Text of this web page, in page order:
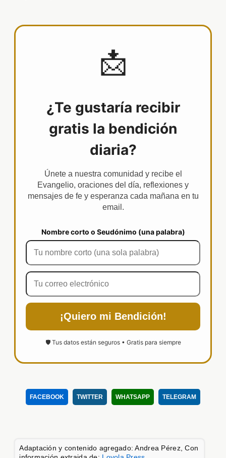
📩
¿Te gustaría recibir
gratis la bendición
diaria?
Únete a nuestra comunidad y recibe el
Evangelio, oraciones del día, reflexiones y
mensajes de fe y esperanza cada mañana en tu
email.
Nombre corto o Seudónimo (una palabra)
¡Quiero mi Bendición!
🛡️ Tus datos están seguros • Gratis para siempre
FACEBOOK TWITTER WHATSAPP TELEGRAM
Adaptación y contenido agregado: Andrea Pérez, Con